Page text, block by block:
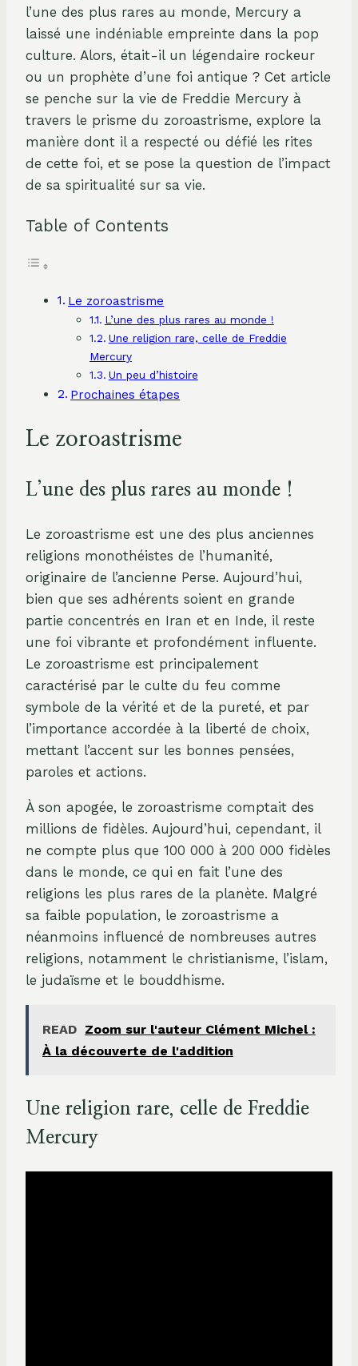
l’une des plus rares au monde, Mercury a
laissé une indéniable empreinte dans la pop
culture. Alors, était-il un légendaire rockeur
ou un prophète d’une foi antique ? Cet article
se penche sur la vie de Freddie Mercury à
travers le prisme du zoroastrisme, explore la
manière dont il a respecté ou défié les rites
de cette foi, et se pose la question de l’impact
de sa spiritualité sur sa vie.
Table of Contents
Le zoroastrisme
L’une des plus rares au monde !
Une religion rare, celle de Freddie
Mercury
Un peu d’histoire
Prochaines étapes
Le zoroastrisme
L’une des plus rares au monde !
Le zoroastrisme est une des plus anciennes
religions monothéistes de l’humanité,
originaire de l’ancienne Perse. Aujourd’hui,
bien que ses adhérents soient en grande
partie concentrés en Iran et en Inde, il reste
une foi vibrante et profondément influente.
Le zoroastrisme est principalement
caractérisé par le culte du feu comme
symbole de la vérité et de la pureté, et par
l’importance accordée à la liberté de choix,
mettant l’accent sur les bonnes pensées,
paroles et actions.
À son apogée, le zoroastrisme comptait des
millions de fidèles. Aujourd’hui, cependant, il
ne compte plus que 100 000 à 200 000 fidèles
dans le monde, ce qui en fait l’une des
religions les plus rares de la planète. Malgré
sa faible population, le zoroastrisme a
néanmoins influencé de nombreuses autres
religions, notamment le christianisme, l’islam,
le judaïsme et le bouddhisme.
READ Zoom sur l'auteur Clément Michel :
À la découverte de l'addition
Une religion rare, celle de Freddie
Mercury